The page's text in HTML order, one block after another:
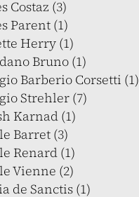
Costaz (3)
Parent (1)
Herry (1)
Bruno (1)
Barberio Corsetti (1)
Strehler (7)
Karnad (1)
Barret (3)
Renard (1)
Vienne (2)
de Sanctis (1)